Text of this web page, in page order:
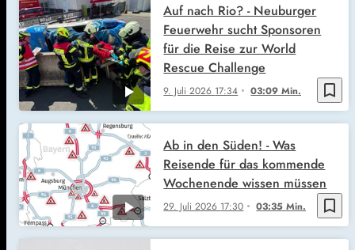
bookmark_border
9. Juli 2026 17:34 03:09 Min.
Auf nach Rio? - Neuburger
Feuerwehr sucht Sponsoren
für die Reise zur World
Rescue Challenge
bookmark_border
29. Juli 2026 17:30 03:35 Min.
Ab in den Süden! - Was
Reisende für das kommende
Wochenende wissen müssen